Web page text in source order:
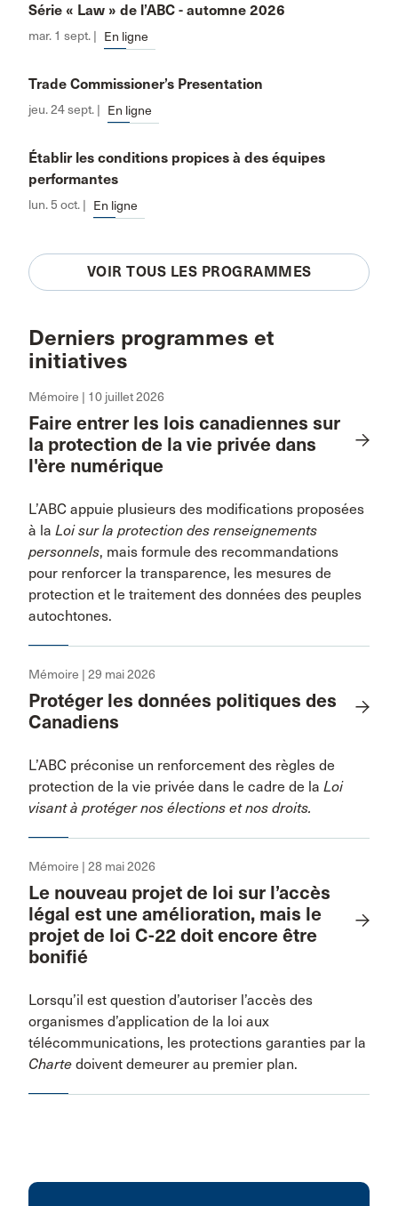
Série « Law » de l’ABC - automne 2026
mar. 1 sept. | En ligne
Trade Commissioner’s Presentation
jeu. 24 sept. | En ligne
Établir les conditions propices à des équipes
performantes
lun. 5 oct. | En ligne
VOIR TOUS LES PROGRAMMES
Derniers programmes et
initiatives
Mémoire | 10 juillet 2026
Faire entrer les lois canadiennes sur
la protection de la vie privée dans
l'ère numérique
L’ABC appuie plusieurs des modifications proposées
à la Loi sur la protection des renseignements
personnels, mais formule des recommandations
pour renforcer la transparence, les mesures de
protection et le traitement des données des peuples
autochtones.
Mémoire | 29 mai 2026
Protéger les données politiques des
Canadiens
L’ABC préconise un renforcement des règles de
protection de la vie privée dans le cadre de la Loi
visant à protéger nos élections et nos droits.
Mémoire | 28 mai 2026
Le nouveau projet de loi sur l’accès
légal est une amélioration, mais le
projet de loi C-22 doit encore être
bonifié
Lorsqu’il est question d’autoriser l’accès des
organismes d’application de la loi aux
télécommunications, les protections garanties par la
Charte doivent demeurer au premier plan.